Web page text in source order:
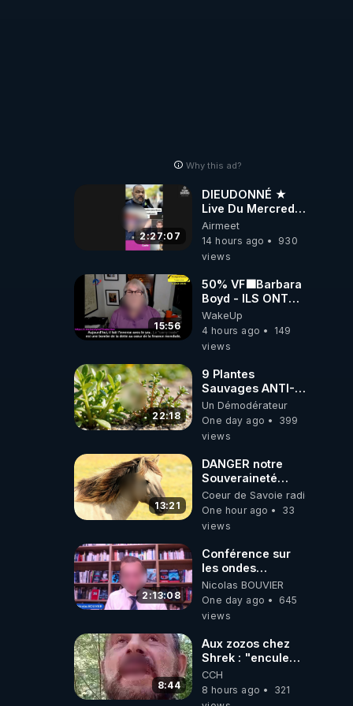
Why this ad?
2:27:07
DIEUDONNÉ ★
Live Du Mercredi
5 Août 2026
Airmeet
14 hours ago
930
views
15:56
50% VF🟩Barbara
Boyd - ILS ONT
MENTI SUR TOUT
-Jocelyne
Traduction
WakeUp
4 hours ago
149
views
22:18
9 Plantes
Sauvages ANTI-
FAMINE: ces
Ressources
Haies
Un Démodérateur
One day ago
399
views
13:21
DANGER notre
Souveraineté
Alimentaire est
attaqué...
Coeur de Savoie radioweb TV
One hour ago
33
views
2:13:08
Conférence sur
les ondes
électromagnétiques
par Grégoire
Caustru et Bart de
Nicolas BOUVIER
One day ago
645
views
8:44
Aux zozos chez
Shrek : "encule
toi tout seul
espèce de mal
polish"
CCH
8 hours ago
321